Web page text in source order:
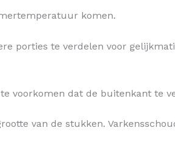
komen.
porties te verdelen voor
voorkomen dat de buitenkant te
van de stukken.